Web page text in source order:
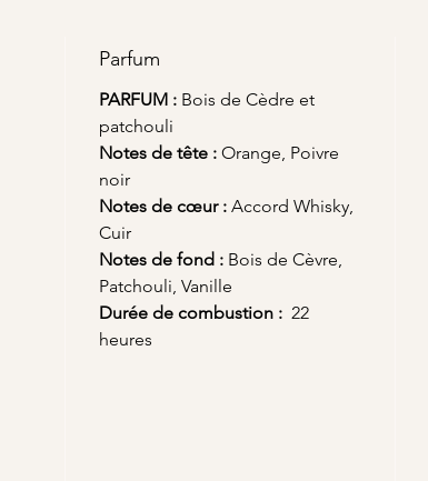
Parfum
PARFUM : Bois de Cèdre et
patchouli
Notes de tête : Orange, Poivre
noir
Notes de cœur : Accord Whisky,
Cuir
Notes de fond : Bois de Cèvre,
Patchouli, Vanille
Durée de combustion : 22
heures